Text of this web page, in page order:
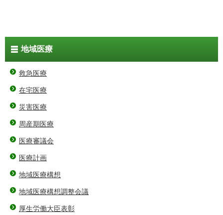
地域医療
救急医療
在宅医療
災害医療
周産期医療
医療審議会
医療計画
地域医療構想
地域医療構想調整会議
厚生労働大臣表彰